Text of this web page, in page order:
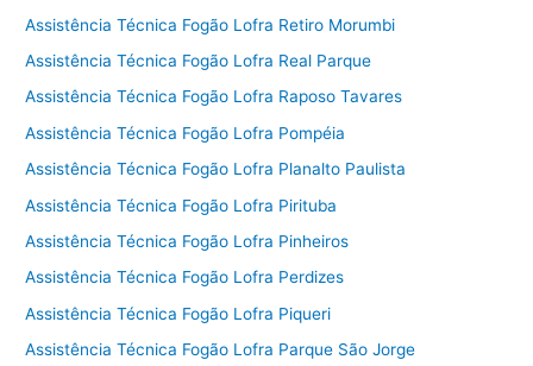
Assistência Técnica Fogão Lofra Retiro Morumbi
Assistência Técnica Fogão Lofra Real Parque
Assistência Técnica Fogão Lofra Raposo Tavares
Assistência Técnica Fogão Lofra Pompéia
Assistência Técnica Fogão Lofra Planalto Paulista
Assistência Técnica Fogão Lofra Pirituba
Assistência Técnica Fogão Lofra Pinheiros
Assistência Técnica Fogão Lofra Perdizes
Assistência Técnica Fogão Lofra Piqueri
Assistência Técnica Fogão Lofra Parque São Jorge